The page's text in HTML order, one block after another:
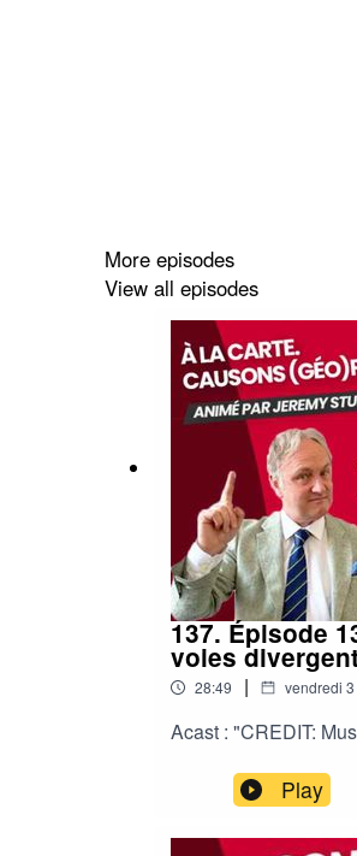
More episodes
View all episodes
137. Épisode
voies
28:49 | vendredi
Acast : "CREDIT:
Play